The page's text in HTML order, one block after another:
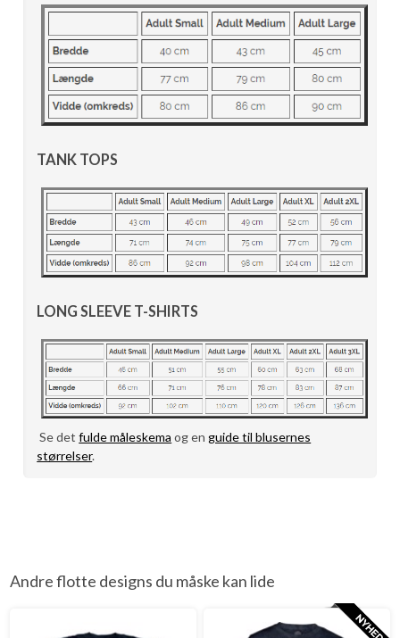
TANK TOPS
LONG SLEEVE T-SHIRTS
Se detfulde måleskema og enguide til blusernes
størrelser.
Andre flotte designs du måske kan lide